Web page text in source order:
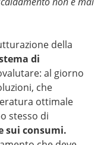
della
di
al giorno
che
ottimale
stesso di
sui consumi.